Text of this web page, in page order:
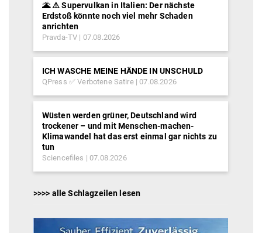
🌋 ⚠️ Supervulkan in Italien: Der nächste
Erdstoß könnte noch viel mehr Schaden
anrichten
Pravda-TV 07.08.2026
ICH WASCHE MEINE HÄNDE IN UNSCHULD
QPress ✅ Verbotene Satire 07.08.2026
Wüsten werden grüner, Deutschland wird
trockener – und mit Menschen-machen-
Klimawandel hat das erst einmal gar nichts zu
tun
Sciencefiles 07.08.2026
>>>> alle Schlagzeilen lesen